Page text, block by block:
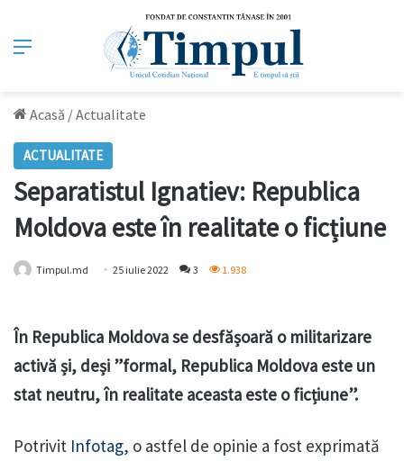
Meniu
Acasă /Actualitate
ACTUALITATE
Separatistul Ignatiev: Republica
Moldova este în realitate o ficțiune
Timpul.md 25 iulie 2022 3 1.938
În Republica Moldova se desfășoară o militarizare
activă și, deși ”formal, Republica Moldova este un
stat neutru, în realitate aceasta este o ficțiune”.
Potrivit Infotag, o astfel de opinie a fost exprimată